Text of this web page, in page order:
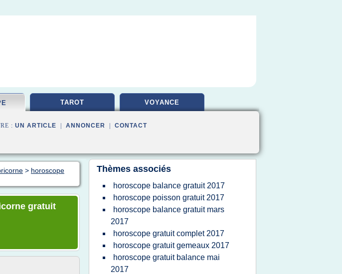
TAROT VOYANCE
: UN ARTICLE ANNONCER CONTACT
> horoscope
gratuit
Thèmes associés
horoscope balance gratuit 2017
horoscope poisson gratuit 2017
horoscope balance gratuit mars
2017
horoscope gratuit complet 2017
horoscope gratuit gemeaux 2017
horoscope gratuit balance mai
2017